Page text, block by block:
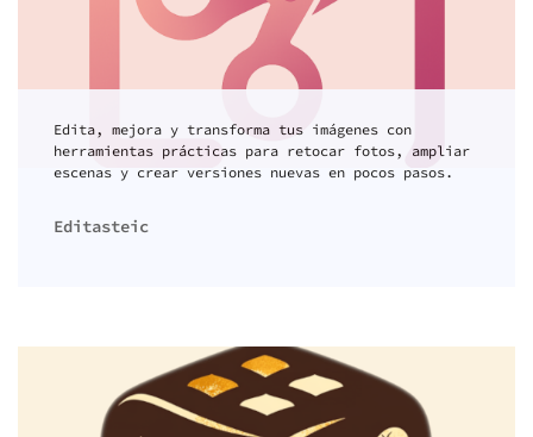
Edita, mejora y transforma tus imágenes con
herramientas prácticas para retocar fotos, ampliar
escenas y crear versiones nuevas en pocos pasos.
Editasteic